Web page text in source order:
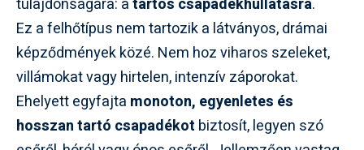
Ez a felhőtípus nem tartozik a látványos, drámai
képződmények közé. Nem hoz viharos szeleket,
villámokat vagy hirtelen, intenzív záporokat.
Ehelyett egyfajta monoton, egyenletes és
hosszan tartó csapadékot biztosít, legyen szó